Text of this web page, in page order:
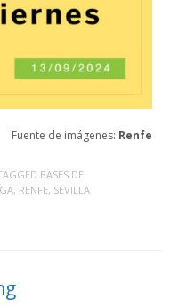
Fuente de imágenes: Renfe
BASES DE
, RENFE, SEVILLA